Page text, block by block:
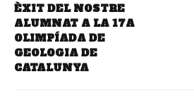
ÈXIT DEL NOSTRE
ALUMNAT A LA 17A
OLIMPÍADA DE
GEOLOGIA DE
CATALUNYA